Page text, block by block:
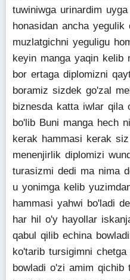
tuwiniwga urinardim
honasidan ancha
muzlatgichni yeguligu
keyin manga yaqin kelib
bor ertaga diplomizni
boramiz sizdek go'zal
biznesda katta iwlar qila
bo'lib Buni manga hech
kerak hammasi kerak
menenjirlik diplomizi
turasizmi dedi ma nima
u yonimga kelib
hammasi yahwi bo'ladi
har hil o'y hayollar
qabul qilib echina
ko'tarib tursigimni
bowladi o'zi amim qichib